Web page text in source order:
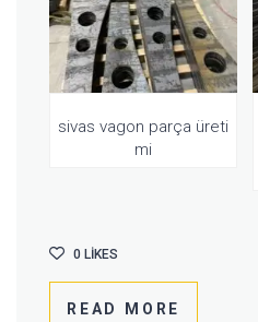
sivas vagon parça üreti
mi
READ MORE
0 LIKES